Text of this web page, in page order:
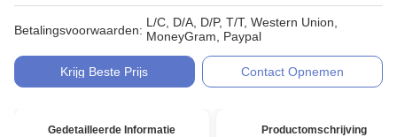
Betalingsvoorwaarden:
L/C, D/A, D/P, T/T, Western Union,
MoneyGram, Paypal
Krijg Beste Prijs Contact Opnemen
Gedetailleerde Informatie Productomschrijving